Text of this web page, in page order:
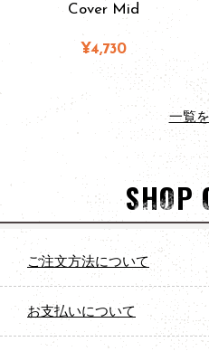
Cover Mid
¥4,730
一覧
SHOP
ご注文方法について
お支払いについて